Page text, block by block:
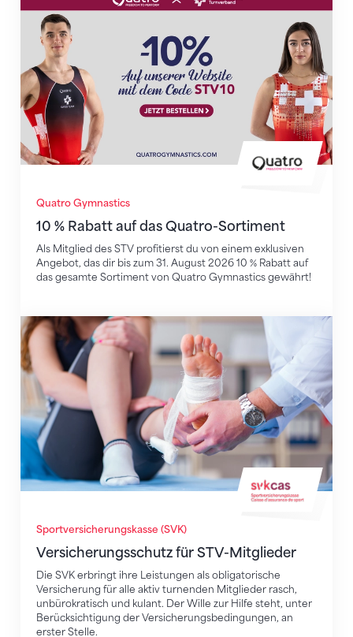
Quatro Gymnastics
10 % Rabatt auf das Quatro-Sortiment
Als Mitglied des STV profitierst du von einem exklusiven
Angebot, das dir bis zum 31. August 2026 10 % Rabatt auf
das gesamte Sortiment von Quatro Gymnastics gewährt!
Sportversicherungskasse (SVK)
Versicherungsschutz für STV-Mitglieder
Die SVK erbringt ihre Leistungen als obligatorische
Versicherung für alle aktiv turnenden Mitglieder rasch,
unbürokratisch und kulant. Der Wille zur Hilfe steht, unter
Berücksichtigung der Versicherungsbedingungen, an
erster Stelle.
Versicherungsschutz für STV-Mitglieder